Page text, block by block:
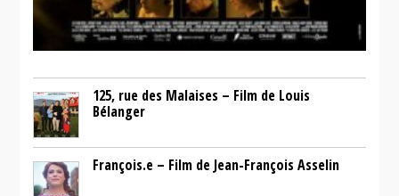
125, rue des Malaises – Film de Louis
Bélanger
François.e – Film de Jean-François Asselin